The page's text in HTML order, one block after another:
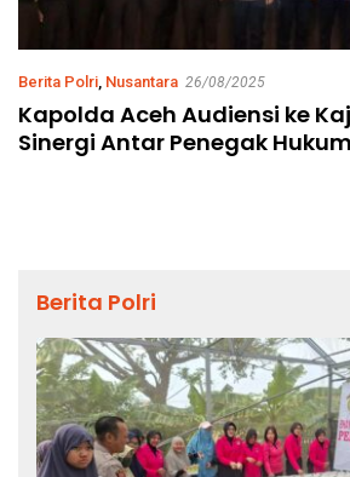
Berita Polri, Nusantara 26/08/2025
Kapolda Aceh Audiensi ke
Sinergi Antar Penegak Hukum
Berita Polri